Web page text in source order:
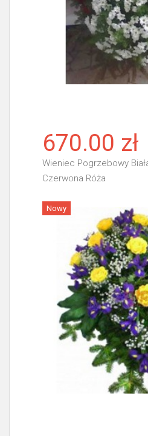
670.00 zł
Wieniec Pogrzebowy
Czerwona Róża
Więcej
Nowy